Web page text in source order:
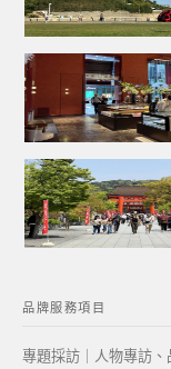
品牌服務項目
專題採訪｜人物專訪